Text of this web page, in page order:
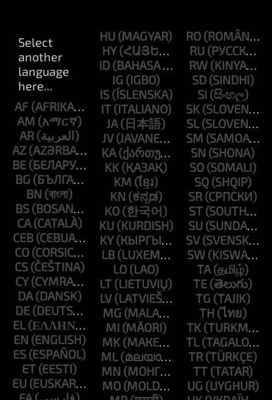
AF
AM
AR
AZ
BE
BG
BN
BS
CA
CEB
CO
CS
CY
DA
DE
EL
EN
ES
ET
EU
HU
HY
ID
IG
IS
IT
JA
JV
KA
KK
KM
KN
KO
KU
KY
LB
LO
LT
LV
MG
MI
MK
ML
MN
MO
RO
RU
RW
SD
SI
SK
SL
SM
SN
SO
SQ
SR
ST
SU
SV
SW
TA
TE
TG
TH
TK
TL
TR
TT
UG